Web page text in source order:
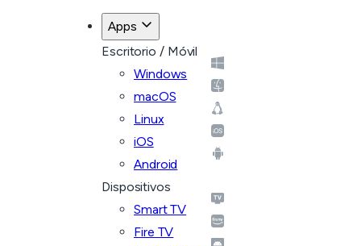
Apps
Escritorio / Móvil
Windows
macOS
Linux
iOS
Android
Dispositivos
Smart TV
Fire TV